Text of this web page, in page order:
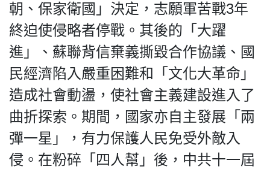
朝、保家衛國」決定，志願軍苦戰3年
終迫使侵略者停戰。其後的「大躍
進」、蘇聯背信棄義撕毀合作協議、國
民經濟陷入嚴重困難和「文化大革命」
造成社會動盪，使社會主義建設進入了
曲折探索。期間，國家亦自主發展「兩
彈一星」，有力保護人民免受外敵入
侵。在粉碎「四人幫」後，中共十一屆